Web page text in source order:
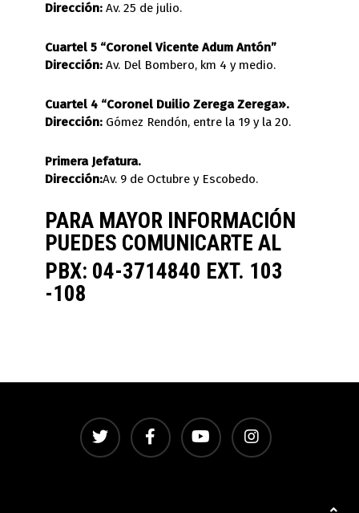
Dirección: Av. 25 de julio.
Cuartel 5 “Coronel Vicente Adum Antón”
Dirección: Av. Del Bombero, km 4 y medio.
Cuartel 4 “Coronel Duilio Zerega Zerega».
Dirección: Gómez Rendón, entre la 19 y la 20.
Primera Jefatura.
Dirección:Av. 9 de Octubre y Escobedo.
PARA MAYOR INFORMACIÓN
PUEDES COMUNICARTE AL
PBX: 04-3714840 EXT. 103
-108